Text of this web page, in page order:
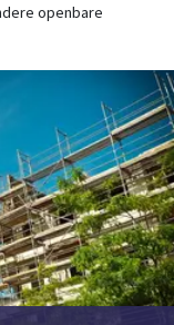
openbare